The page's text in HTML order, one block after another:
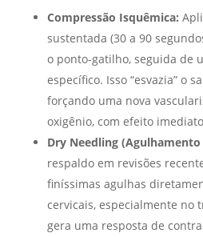
Compressão Isquêmica:
sustentada (30 a 90
o ponto-gatilho, seguida de
específico. Isso “esvazia” o
forçando uma nova
oxigênio, com efeito
Dry Needling (Agulhamento
respaldo em revisões
finíssimas agulhas
cervicais, especialmente no
gera uma resposta de